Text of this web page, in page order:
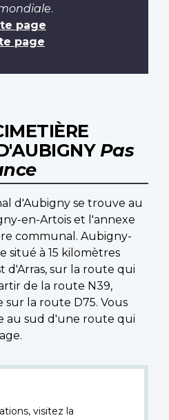
.
page
page
Pas
d'Aubigny se trouve au
en-Artois et l'annexe
communal. Aubigny-
situé à 15 kilomètres
d'Arras, sur la route qui
de la route N39,
la route D75. Vous
au sud d'une route qui
visitez la